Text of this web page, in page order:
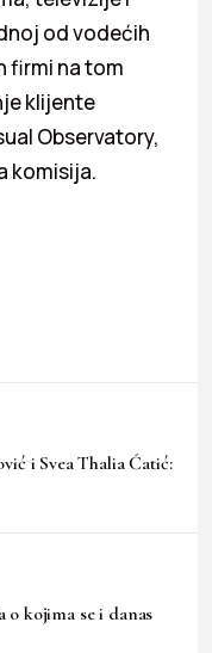
od vodećih
firmi na tom
klijente
Observatory,
komisija.
i Svea Thalia Ćatić:
o kojima se i danas